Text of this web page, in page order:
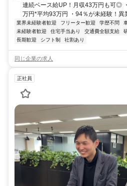
連続ベース給UP！月収43万円も可◎
万円*平均93万円 ・94％が未経験！異
業界未経験者歓迎 フリーター歓迎 学歴不問
未経験者歓迎
住宅手当あり 交通費全額支給
長期歓迎
シフト制 社割あり
同じ企業の求人
正社員